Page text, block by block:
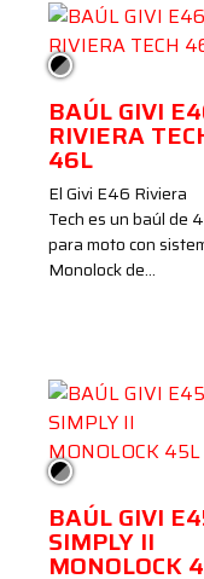
Negro/Ahumado
BAÚL GIVI
RIVIERA
46L
El Givi E46 Riviera
Tech es un baúl de
para moto con
Monolock de…
Negro/Ahumado
BAÚL GIVI
SIMPLY II
MONOLOCK